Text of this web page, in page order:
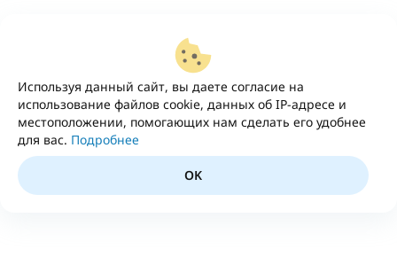
Используя данный сайт, вы даете согласие на
использование файлов cookie, данных об IP-адресе и
местоположении, помогающих нам сделать его удобнее
для вас. Подробнее
OK